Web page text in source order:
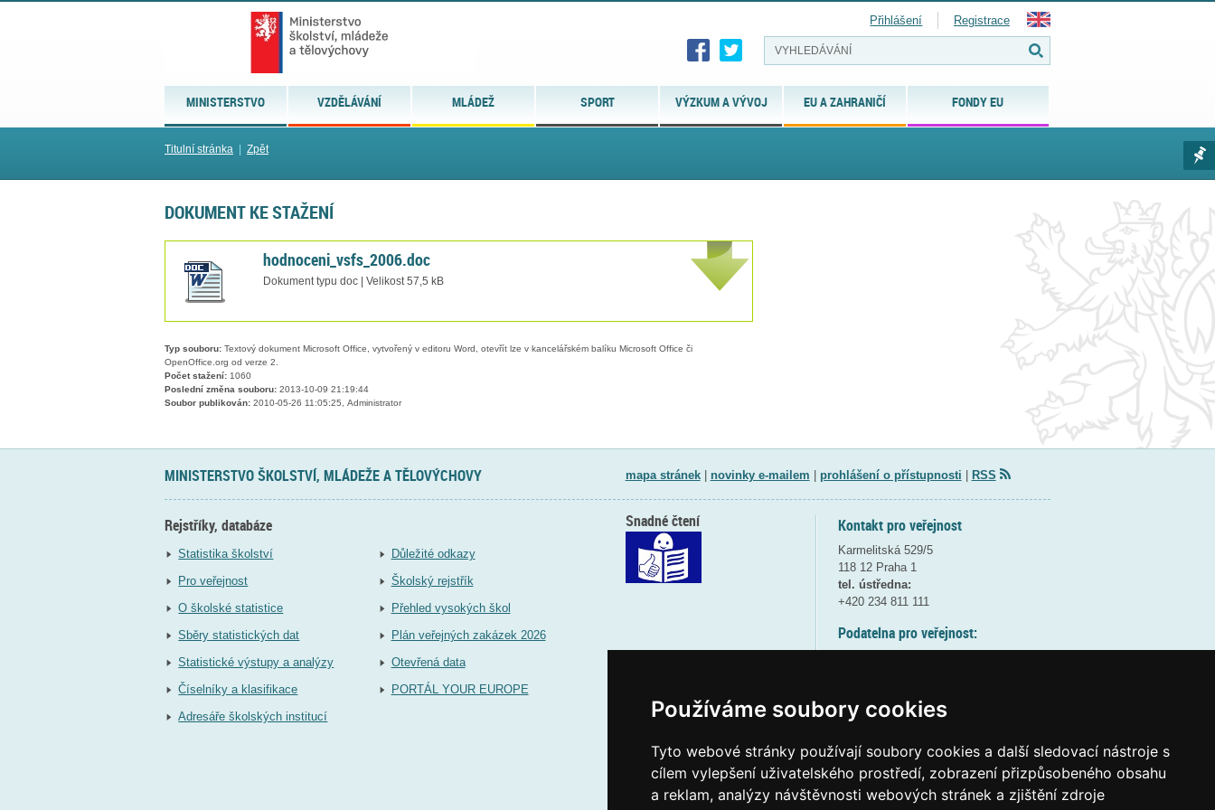
Používáme soubory cookies
Tyto webové stránky používají soubory cookies a další sledovací nástroje s
cílem vylepšení uživatelského prostředí, zobrazení přizpůsobeného obsahu
a reklam, analýzy návštěvnosti webových stránek a zjištění zdroje
MINISTERSTVO VZDĚLÁVÁNÍ MLÁDEŽ SPORT VÝZKUM A VÝVOJ EU A ZAHRANIČÍ FONDY EU
Přihlášení Registrace
Titulní stránka Zpět
DOKUMENT KE STAŽENÍ
hodnoceni_vsfs_2006.doc
Dokument typu doc | Velikost 57,5 kB
Typ souboru: Textový dokument Microsoft Office, vytvořený v editoru Word, otevřít lze v kancelářském balíku Microsoft Office či
OpenOffice.org od verze 2.
Počet stažení: 1060
Poslední změna souboru: 2013-10-09 21:19:44
Soubor publikován: 2010-05-26 11:05:25, Administrator
MINISTERSTVO ŠKOLSTVÍ, MLÁDEŽE A TĚLOVÝCHOVY mapa stránek| novinky e-mailem prohlášení o přístupnosti RSS
Rejstříky, databáze
Statistika školství
Pro veřejnost
O školské statistice
Sběry statistických dat
Statistické výstupy a analýzy
Číselníky a klasifikace
Adresáře školských institucí
Důležité odkazy
Školský rejstřík
Přehled vysokých škol
Plán veřejných zakázek 2026
Otevřená data
PORTÁL YOUR EUROPE
Kontakt pro veřejnost
Karmelitská 529/5
118 12 Praha 1
tel. ústředna:
+420 234 811 111
Podatelna pro veřejnost:
(více informací
Elektronická podatelna:
posta@msmtgov cz
Snadné čtení